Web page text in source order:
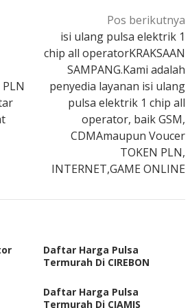
Pos berikutnya
isi ulang pulsa elektrik 1
chip all operatorKRAKSAAN
SAMPANG.Kami adalah
penyedia layanan isi ulang
pulsa elektrik 1 chip all
operator, baik GSM,
CDMAmaupun Voucer
TOKEN PLN,
INTERNET,GAME ONLINE
Daftar Harga Pulsa
Termurah Di CIREBON
Daftar Harga Pulsa
Termurah Di CIAMIS